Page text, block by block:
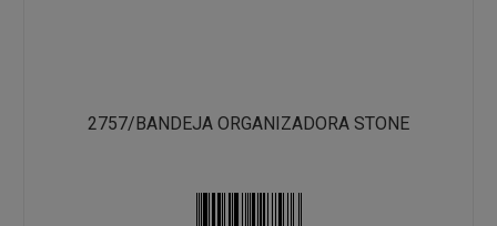
2757/BANDEJA ORGANIZADORA STONE